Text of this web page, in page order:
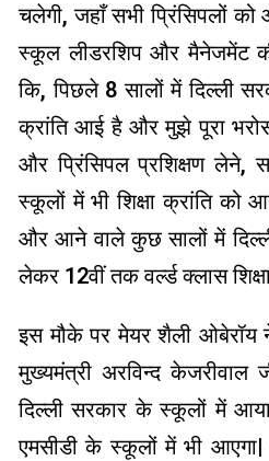
चलेगी, जहाँ सभी प्रिंसिपलों
स्कूल लीडरशिप और मैनेजमेंट
कि, पिछले 8 सालों में दिल्ली
क्रांति आई है और मुझे पूरा
और प्रिंसिपल प्रशिक्षण लेने,
स्कूलों में भी शिक्षा क्रांति को
और आने वाले कुछ सालों में
लेकर 12वीं तक वर्ल्ड क्लास
इस मौके पर मेयर शैली ओबेरॉय
मुख्यमंत्री अरविन्द
दिल्ली सरकार के स्कूलों में
एमसीडी के स्कूलों में भी आएगा|